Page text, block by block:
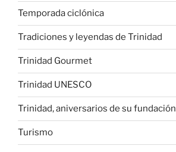
Temporada ciclónica
Tradiciones y leyendas de Trinidad
Trinidad Gourmet
Trinidad UNESCO
Trinidad, aniversarios de su fundación
Turismo